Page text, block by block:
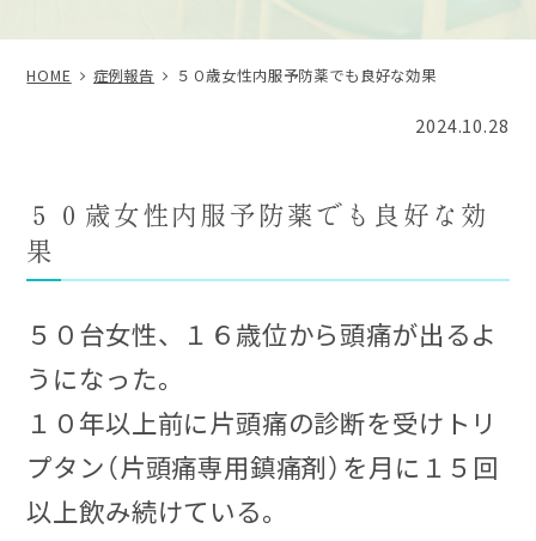
HOME 症例報告 ５０歳女性内服予防薬でも良好な効果
2024.10.28
５０歳女性内服予防薬でも良好な効
果
５０台女性、１６歳位から頭痛が出るよ
うになった。
１０年以上前に片頭痛の診断を受けトリ
プタン（片頭痛専用鎮痛剤）を月に１５回
以上飲み続けている。